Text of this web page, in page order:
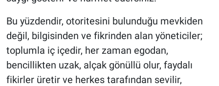
Bu yüzdendir, otoritesini bulunduğu mevkiden
değil, bilgisinden ve fikrinden alan yöneticiler;
toplumla iç içedir, her zaman egodan,
bencillikten uzak, alçak gönüllü olur, faydalı
fikirler üretir ve herkes tarafından sevilir,